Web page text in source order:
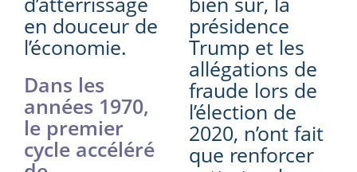
en douceur de
l’économie.
Dans les
années 1970,
le premier
cycle accéléré
présidence
Trump et les
allégations de
fraude lors de
l’élection de
2020, n’ont fait
que renforcer